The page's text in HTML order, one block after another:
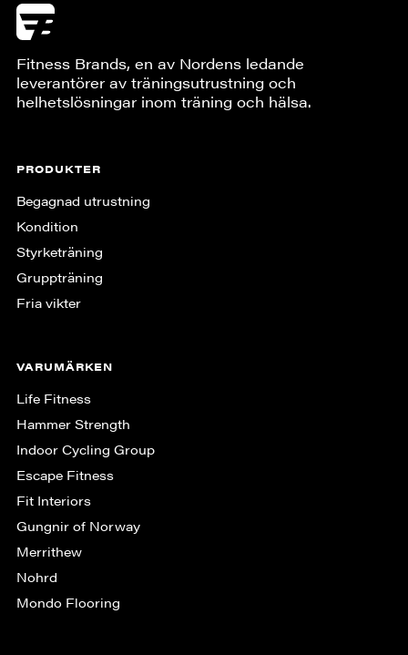
Fitness Brands, en av Nordens ledande
leverantörer av träningsutrustning och
helhetslösningar inom träning och hälsa.
PRODUKTER
Begagnad utrustning
Kondition
Styrketräning
Gruppträning
Fria vikter
VARUMÄRKEN
Life Fitness
Hammer Strength
Indoor Cycling Group
Escape Fitness
Fit Interiors
Gungnir of Norway
Merrithew
Nohrd
Mondo Flooring